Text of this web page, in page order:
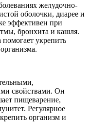
желудочно-
оболочки, диарее и
эффективен при
бронхита и кашля.
помогает укрепить
свойствами. Он
пищеварение,
Регулярное
организм и